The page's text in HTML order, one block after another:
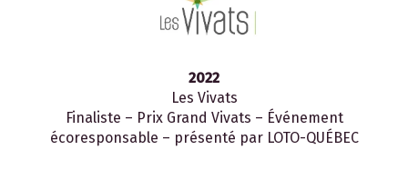
2022
Les Vivats
Finaliste – Prix Grand Vivats – Événement
écoresponsable – présenté par LOTO-QUÉBEC